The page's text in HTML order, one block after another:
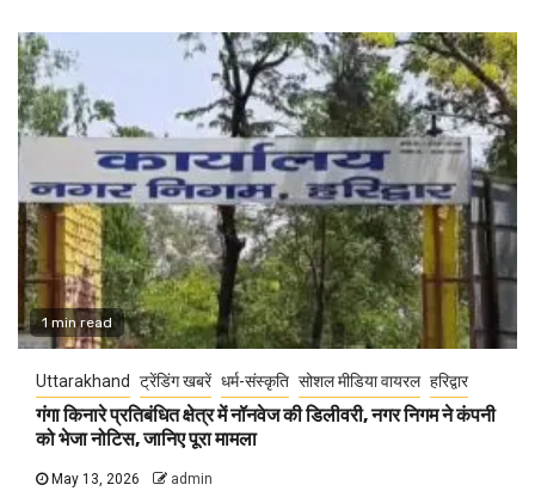
1 min read
Uttarakhand ट्रेंडिंग खबरें धर्म-संस्कृति सोशल मीडिया वायरल हरिद्वार
गंगा किनारे प्रतिबंधित क्षेत्र में नॉनवेज की डिलीवरी, नगर निगम ने कंपनी
को भेजा नोटिस, जानिए पूरा मामला
May 13, 2026 admin